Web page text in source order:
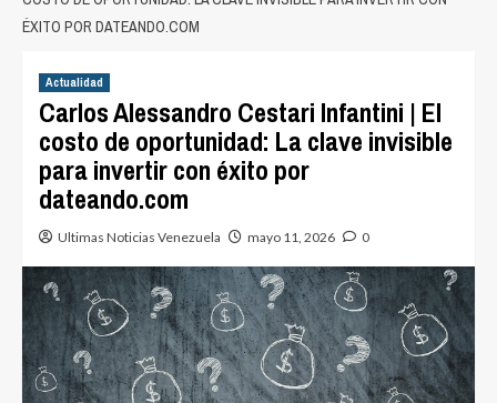
ÉXITO POR DATEANDO.COM
Actualidad
Carlos Alessandro Cestari Infantini | El
costo de oportunidad: La clave invisible
para invertir con éxito por
dateando.com
Ultimas Noticias Venezuela mayo 11, 2026 0